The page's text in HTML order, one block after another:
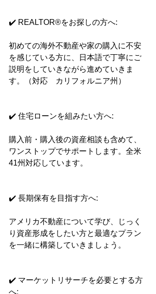
✔️ REALTOR®をお探しの方へ:
初めての海外不動産や家の購入に不安
を感じている方に、日本語で丁寧にご
説明をしていきながら進めていきま
す。（対応　カリフォルニア州）
✔️ 住宅ローンを組みたい方へ:
購入前・購入後の資産相談も含めて、
ワンストップでサポートします。全米
41州対応しています。
✔️ 長期保有を目指す方へ:
アメリカ不動産について学び、じっく
り資産形成をしたい方と最適なプラン
を一緒に構築していきましょう。
✔️ マーケットリサーチを必要とする方
へ: